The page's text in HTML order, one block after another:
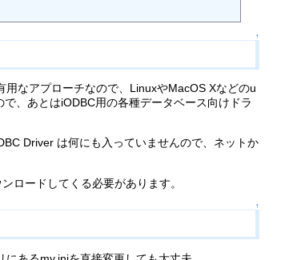
↑
なアプローチなので、LinuxやMacOS Xなどのu
、あとはiODBC用の各種データベース向けドラ
Driver は何にも入っていませんので、ネットか
ロードしてくる必要があります。
↑